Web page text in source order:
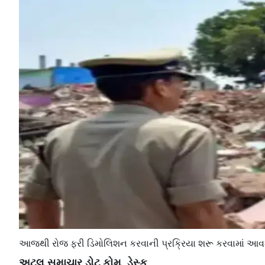
આજથી રોજ ફરી ડિમોલિશન કરવાની પ્રક્રિયા શરૂ કરવામાં
અટલ સમાચાર ડોટ કોમ, ડેસ્ક